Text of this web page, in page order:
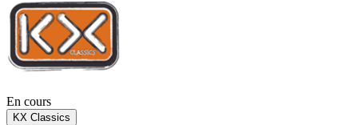
En cours
KX Classics